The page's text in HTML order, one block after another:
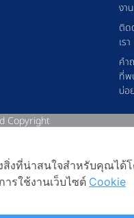
งาน
ติด
เรา
คำ
ที่พ
บ่อ
Copyright
สิ่งที่น่าสนใจสำหรับคุณได้
รใช้งานเว็บไซต์ Cookie